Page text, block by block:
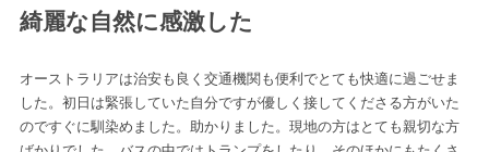
綺麗な自然に感激した
オーストラリアは治安も良く交通機関も便利でとても快適に過ごせま
した。初日は緊張していた自分ですが優しく接してくださる方がいた
のですぐに馴染めました。助かりました。現地の方はとても親切な方